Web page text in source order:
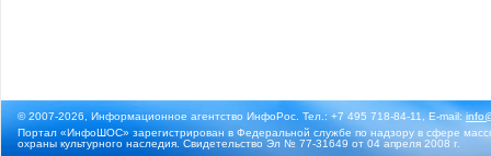
© 2007-2026, Информационное агентство ИнфоРос. Тел.: +7 495 718-84-11, E-mail:
Портал «ИнфоШОС» зарегистрирован в Федеральной службе по надзору в сфере
охраны культурного наследия. Свидетельство Эл № 77-31649 от 04 апреля 2008 г.